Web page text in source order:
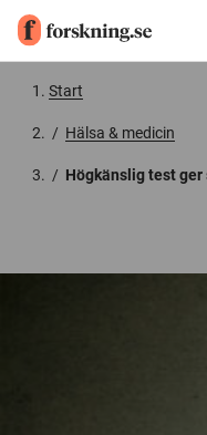
Start
/ Hälsa & medicin
/ Högkänslig test